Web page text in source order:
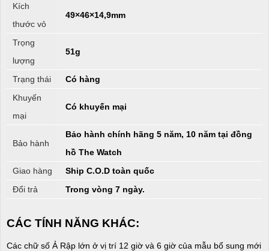
Kích
thước vỏ
49×46×14,9mm
Trọng
lượng
51g
Trạng thái
Có hàng
Khuyến
mại
Có khuyến mại
Bảo hành
Bảo hành chính hãng 5 năm, 10 năm tại đồng
hồ The Watch
Giao hàng
Ship C.O.D toàn quốc
Đổi trả
Trong vòng 7 ngày.
CÁC TÍNH NĂNG KHÁC:
Các chữ số Ả Rập lớn ở vị trí 12 giờ và 6 giờ của mẫu bổ sung mới